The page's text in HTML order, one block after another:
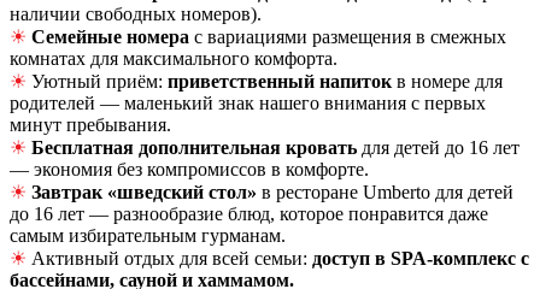
наличии свободных номеров).
☀ Семейные номера с вариациями размещения в смежных
комнатах для максимального комфорта.
☀ Уютный приём: приветственный напиток в номере для
родителей — маленький знак нашего внимания с первых
минут пребывания.
☀ Бесплатная дополнительная кровать для детей до 16 лет
— экономия без компромиссов в комфорте.
☀ Завтрак «шведский стол» в ресторане Umberto для детей
до 16 лет — разнообразие блюд, которое понравится даже
самым избирательным гурманам.
☀ Активный отдых для всей семьи: доступ в SPA‑комплекс с
бассейнами, сауной и хаммамом.